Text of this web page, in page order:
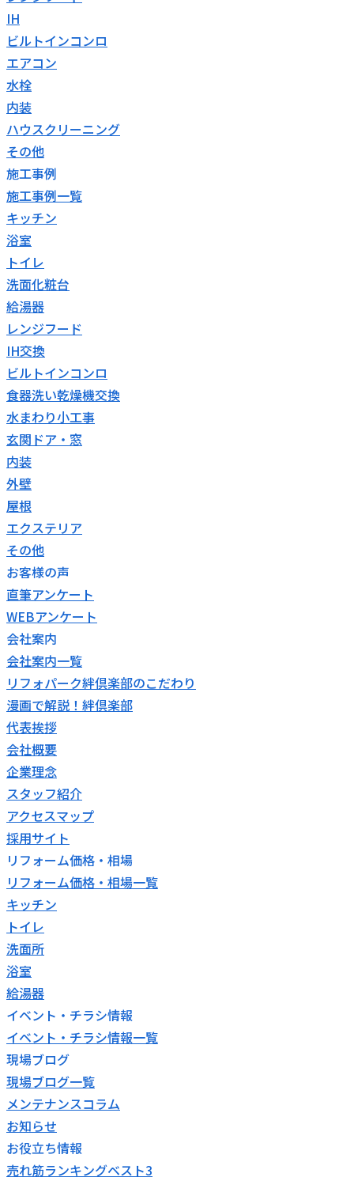
IH
ビルトインコンロ
エアコン
水栓
内装
ハウスクリーニング
その他
施工事例
施工事例一覧
キッチン
浴室
トイレ
洗面化粧台
給湯器
レンジフード
IH交換
ビルトインコンロ
食器洗い乾燥機交換
水まわり小工事
玄関ドア・窓
内装
外壁
屋根
エクステリア
その他
お客様の声
直筆アンケート
WEBアンケート
会社案内
会社案内一覧
リフォパーク絆倶楽部のこだわり
漫画で解説！絆倶楽部
代表挨拶
会社概要
企業理念
スタッフ紹介
アクセスマップ
採用サイト
リフォーム価格・相場
リフォーム価格・相場一覧
キッチン
トイレ
洗面所
浴室
給湯器
イベント・チラシ情報
イベント・チラシ情報一覧
現場ブログ
現場ブログ一覧
メンテナンスコラム
お知らせ
お役立ち情報
売れ筋ランキングベスト3